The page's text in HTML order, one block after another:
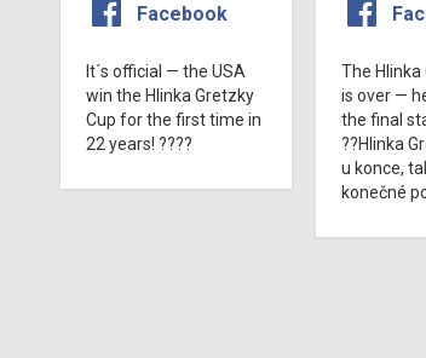
Facebook
It´s official — the USA
win the Hlinka Gretzky
Cup for the first time in
22 years! ????
The Hlinka
is over —
the final
??Hlinka
u konce,
konečné